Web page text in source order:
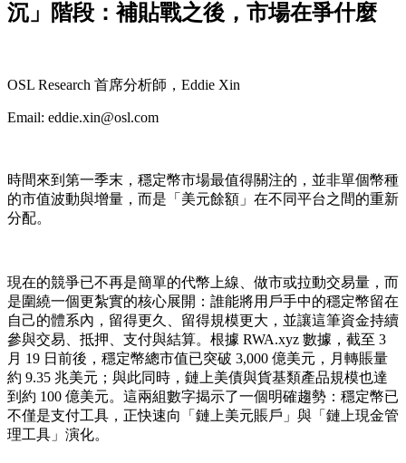
沉」階段：補貼戰之後，市場在爭什麼
OSL Research 首席分析師，Eddie Xin
Email: eddie.xin@osl.com
時間來到第一季末，穩定幣市場最值得關注的，並非單個幣種
的市值波動與增量，而是「美元餘額」在不同平台之間的重新
分配。
現在的競爭已不再是簡單的代幣上線、做市或拉動交易量，而
是圍繞一個更紮實的核心展開：誰能將用戶手中的穩定幣留在
自己的體系內，留得更久、留得規模更大，並讓這筆資金持續
參與交易、抵押、支付與結算。根據 RWA.xyz 數據，截至 3
月 19 日前後，穩定幣總市值已突破 3,000 億美元，月轉賬量
約 9.35 兆美元；與此同時，鏈上美債與貨基類產品規模也達
到約 100 億美元。這兩組數字揭示了一個明確趨勢：穩定幣已
不僅是支付工具，正快速向「鏈上美元賬戶」與「鏈上現金管
理工具」演化。